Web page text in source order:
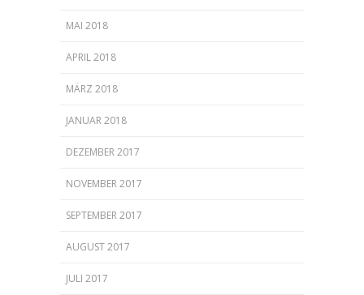
MAI 2018
APRIL 2018
MÄRZ 2018
JANUAR 2018
DEZEMBER 2017
NOVEMBER 2017
SEPTEMBER 2017
AUGUST 2017
JULI 2017